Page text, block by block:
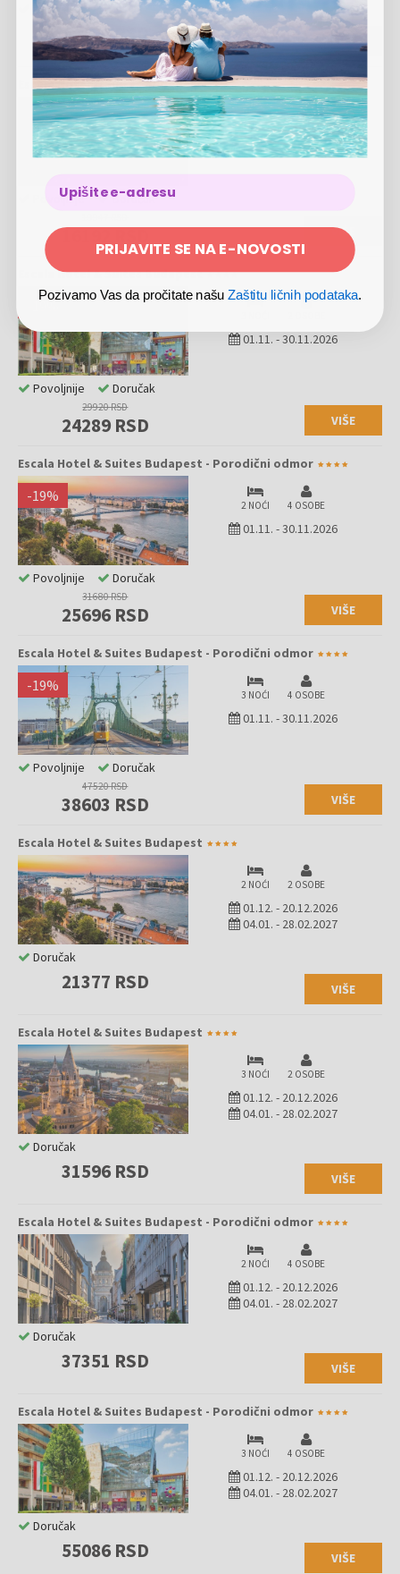
49524 RSD VIŠE
Doručak
Escala Hotel & Suites Budapest
19% 2 NOĆI 2 OSOBE
01.11.-30.11.2026
16192 RSD VIŠE
Povoljnije Doručak
Escala Hotel & Suites Budapest
19 %
01.11. -30.11.2026
29920 RSD
24289 RSD VIŠE
Povoljnije Doručak
Escala Hotel & Suites Budapest - Porodični odmor
-19% 2 NOĆI 4 OSOBE
01.11. -30.11.2026
31680 RSD
25696 RSD VIŠE
Povoljnije Doručak
Escala Hotel & Suites Budapest - Porodični odmor
-19% 3 NOĆI 4 OSOBE
01.11. -30.11.2026
47520 RSD
38603 RSD VIŠE
Povoljnije Doručak
Escala Hotel & Suites Budapest
2 NOĆI 2 OSOBE
01.12. - 20.12.2026
04.01. - 28.02.2027
21377 RSD VIŠE
Doručak
Escala Hotel & Suites Budapest
3 NOĆI 2 OSOBE
01.12. - 20.12.2026
04.01. - 28.02.2027
31596 RSD VIŠE
Doručak
Escala Hotel & Suites Budapest - Porodični odmor
2 NOĆI 4 OSOBE
01.12. - 20.12.2026
04.01. - 28.02.2027
37351 RSD VIŠE
Doručak
Escala Hotel & Suites Budapest - Porodični odmor
3 NOĆI 4 OSOBE
01.12. - 20.12.2026
04.01. - 28.02.2027
55086 RSD VIŠE
Doručak
PRIJAVITE SE NA E-NOVOSTI
Pozivamo Vas da pročitate našuZaštitu ličnih podataka.